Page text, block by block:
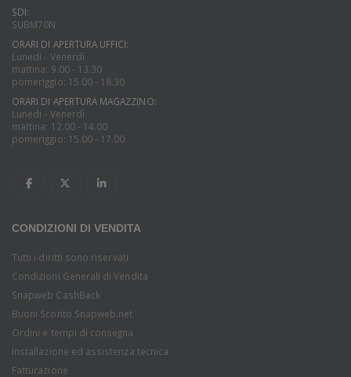
SDI:
SUBM70N
ORARI DI APERTURA UFFICI:
Lunedi - Venerdì
mattina: 9.00 - 13.30
pomeriggio: 15.00 - 18.30
ORARI DI APERTURA MAGAZZINO:
Lunedi - Venerdì
mattina: 12.00 - 14.00
pomeriggio: 15.00 - 17.00
CONDIZIONI DI VENDITA
Tutti i diritti sono riservati
Condizioni Generali di Vendita
Snapweb CashBack
Buoni Sconto Snapweb.net
Ordini e tempi di consegna
Installazione ed assistenza tecnica
Fatturazione